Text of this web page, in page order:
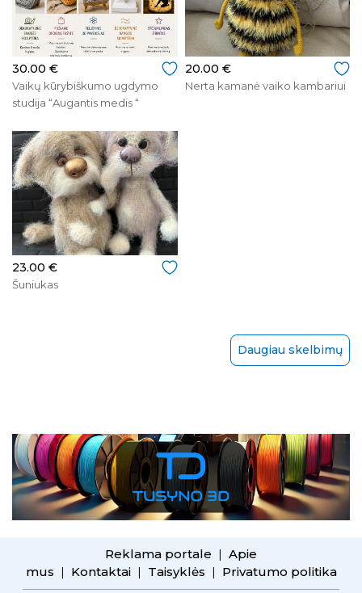
30.00 €
Vaikų kūrybiškumo ugdymo
studija “Augantis medis “
20.00 €
Nerta kamanė vaiko kambariui
23.00 €
Šuniukas
Daugiau skelbimų
Reklama portale
Apie
mus
Kontaktai| Taisyklės Privatumo politika